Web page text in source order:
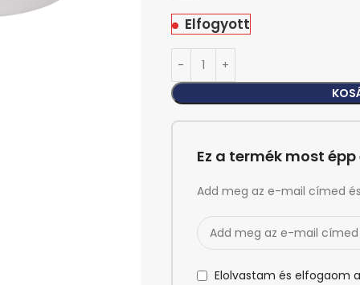
Elfogyott
Ez a termék most
Add meg az e-mail címed
Elolvastam és elfogaom